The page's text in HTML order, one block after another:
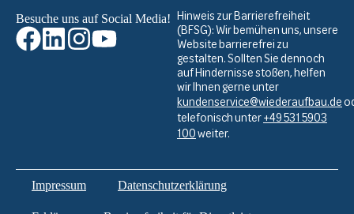
Besuche uns auf Social Media! Hinweis zur Barrierefreiheit
(BFSG): Wir bemühen uns, unsere
Website barrierefrei zu
gestalten. Sollten Sie dennoch
auf Hindernisse stoßen, helfen
wir Ihnen gerne unter
kundenservice@wiederaufbau.de
telefonisch unter+49 531 5903
100weiter.
Impressum Datenschutzerklärung